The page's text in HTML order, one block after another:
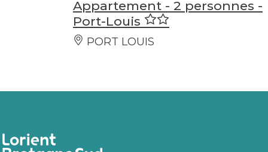
Appartement - 2 personnes -
Port-Louis
PORT LOUIS